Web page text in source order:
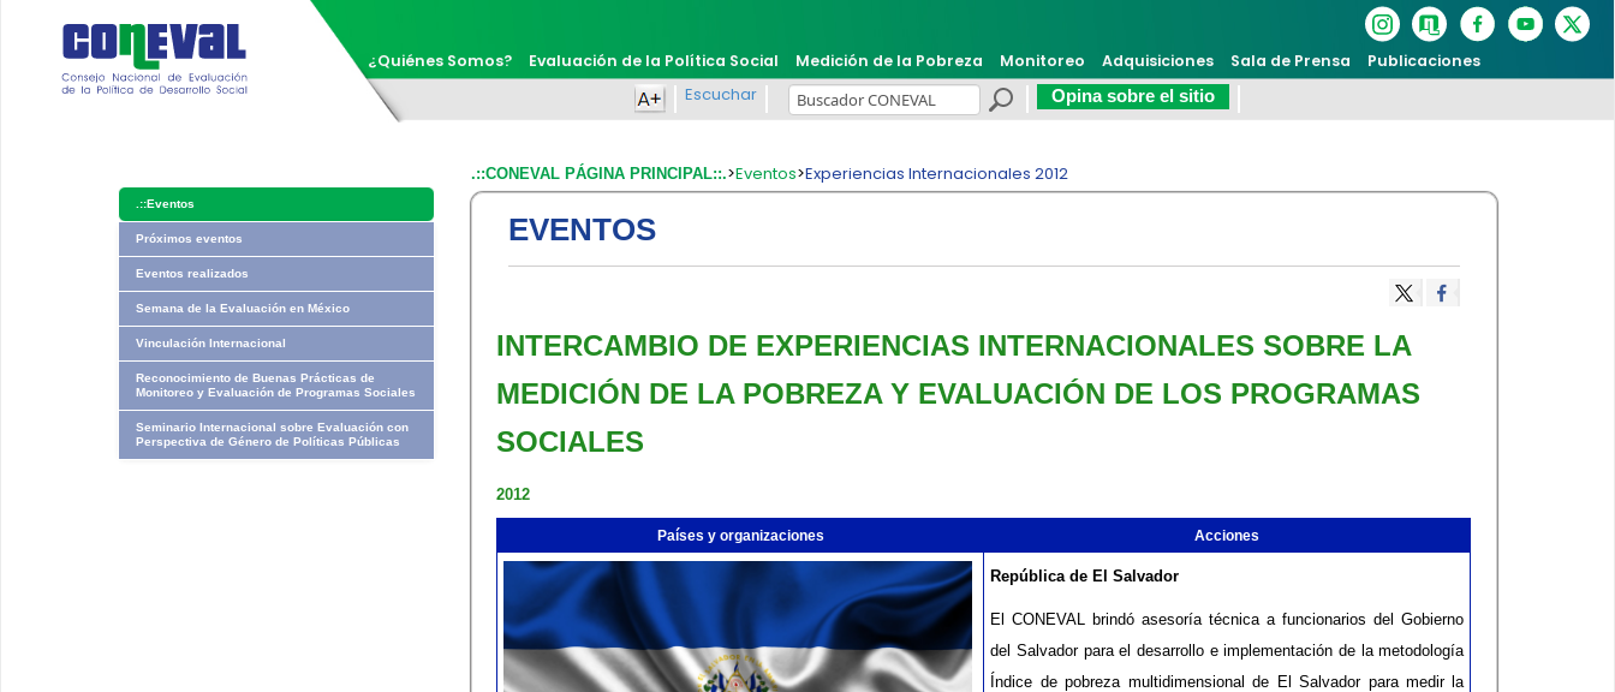
¿Quiénes Somos? Evaluación de la Política Social Medición de la Pobreza Monitoreo Adquisiciones Sala de Prensa Publicaciones
Escuchar Opina sobre el sitio
.::Eventos
Próximos eventos
Eventos realizados
Semana de la Evaluación en México
Vinculación Internacional
Reconocimiento de Buenas Prácticas de
Monitoreo y Evaluación de Programas Sociales
Seminario Internacional sobre Evaluación con
Perspectiva de Género de Políticas Públicas
.::CONEVAL PÁGINA PRINCIPAL::.>Eventos>Experiencias Internacionales 2012
EVENTOS
INTERCAMBIO DE EXPERIENCIAS INTERNACIONALES SOBRE LA
MEDICIÓN DE LA POBREZA Y EVALUACIÓN DE LOS PROGRAMAS
SOCIALES
2012
Países y organizaciones Acciones
República de El Salvador
El CONEVAL brindó asesoría técnica a funcionarios del Gobierno
del Salvador para el desarrollo e implementación de la metodología
Índice de pobreza multidimensional de El Salvador para medir la